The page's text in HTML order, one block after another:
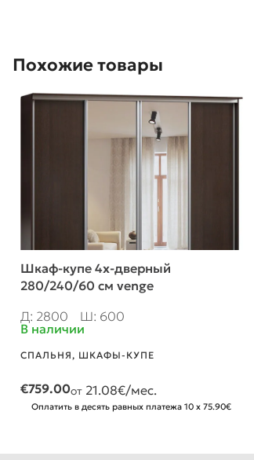
Похожие товары
Шкаф-купе 4х-дверный
280/240/60 см venge
Д: 2800
Ш: 600
В наличии
СПАЛЬНЯ, ШКАФЫ-КУПЕ
€759.00от 21.08€/мес.
Оплатить в десять равных платежа 10 x 75.90€